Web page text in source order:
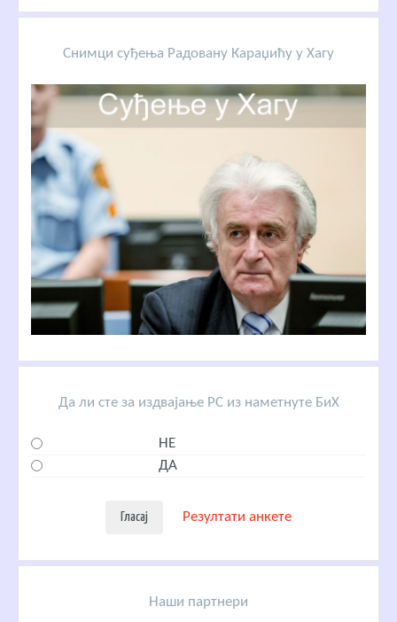
Снимци суђења Радовану Караџићу у Хагу
Да ли сте за издвајање РС из наметнуте БиХ
НЕ
ДА
Резултати анкете
Наши партнери